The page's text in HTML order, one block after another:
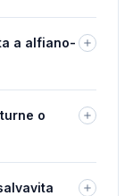
a alfiano-
o